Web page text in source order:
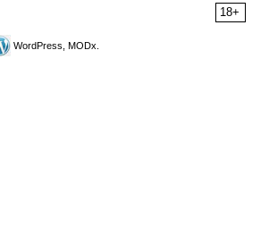
18+
WordPress, MODx.